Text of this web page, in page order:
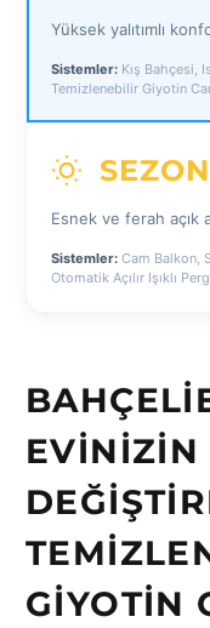
Yüksek yalıtımlı
Sistemler: Kış Bahçesi,
Temizlenebilir Giyotin
Esnek ve ferah açık
Sistemler: Cam Balkon,
Otomatik Açılır Işıklı
EVINIZIN
GIYOTIN